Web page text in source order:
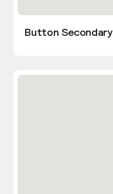
Button Secondary